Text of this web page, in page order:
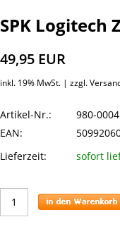
SPK Logitech
49,95 EUR
inkl. 19% MwSt. | zzgl.
Artikel-Nr.:
980-
EAN:
Lieferzeit:
sofort